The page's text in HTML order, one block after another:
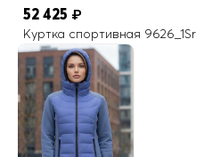
52 425 ₽
Куртка спортивная 9626_1Sr